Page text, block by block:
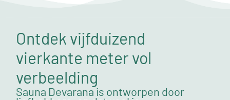
Ontdek vijfduizend
vierkante meter vol
verbeelding
Sauna Devarana is ontworpen door